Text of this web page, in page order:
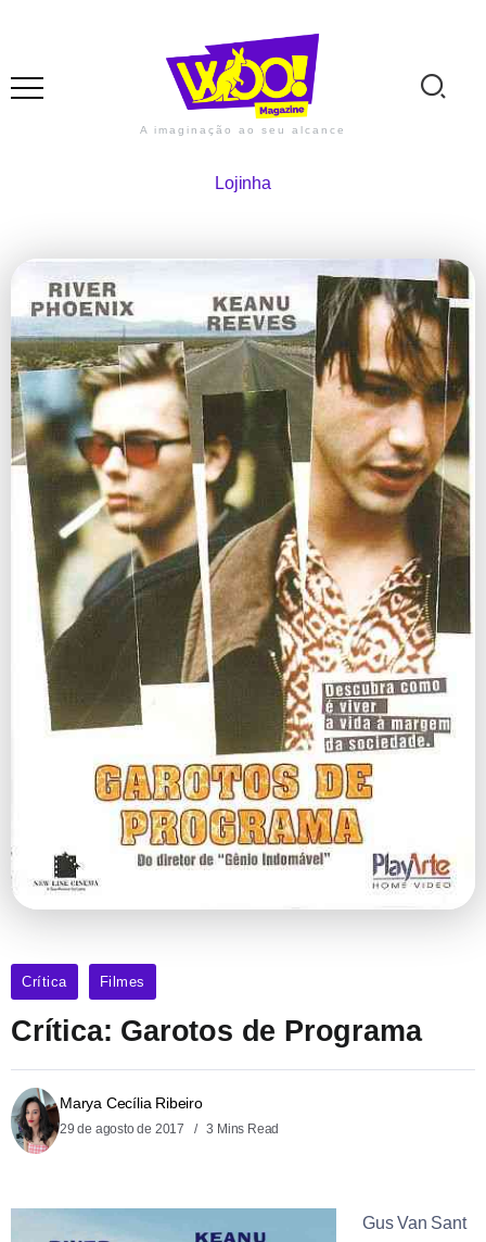
A imaginação ao seu alcance
Lojinha
Crítica Filmes
Crítica: Garotos de Programa
Marya Cecília Ribeiro
29 de agosto de 2017 3 Mins Read
Gus Van Sant